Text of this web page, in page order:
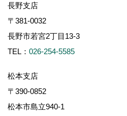
長野支店
〒381-0032
長野市若宮2丁目13-3
TEL： 026-254-5585
松本支店
〒390-0852
松本市島立940-1